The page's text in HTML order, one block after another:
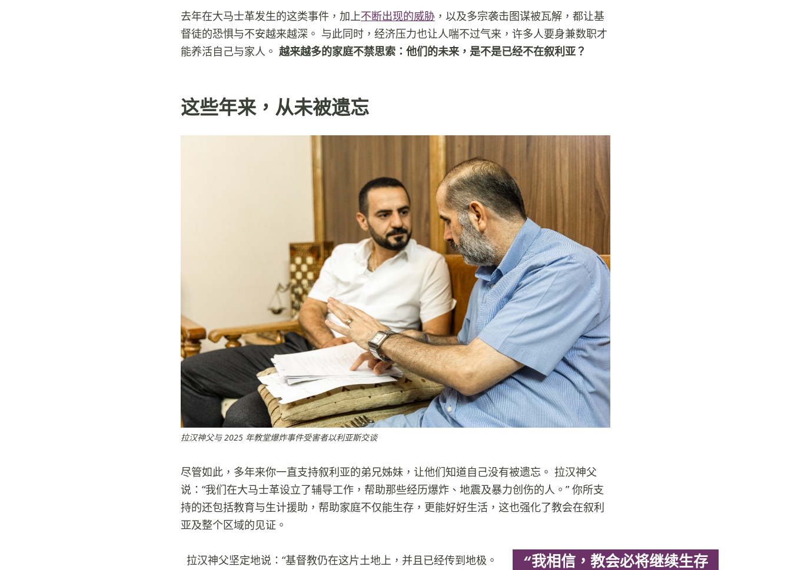
去年在大马士革发生的这类事件，加上不断出现的威胁 ，以及多宗袭击图谋被瓦解，都让基
督徒的恐惧与不安越来越深。 与此同时，经济压力也让人喘不过气来，许多人要身兼数职才
能养活自己与家人。 越来越多的家庭不禁思索：他们的未来，是不是已经不在叙利亚？
这些年来，从未被遗忘
拉汉神父与 2025 年教堂爆炸事件受害者以利亚斯交谈
尽管如此，多年来你一直支持叙利亚的弟兄姊妹，让他们知道自己没有被遗忘。 拉汉神父
说：“我们在大马士革设立了辅导工作，帮助那些经历爆炸、地震及暴力创伤的人。” 你所支
持的还包括教育与生计援助，帮助家庭不仅能生存，更能好好生活，这也强化了教会在叙利
亚及整个区域的见证。
“我相信，教会必将继续生存
拉汉神父坚定地说：“基督教仍在这片土地上，并且已经传到地极。